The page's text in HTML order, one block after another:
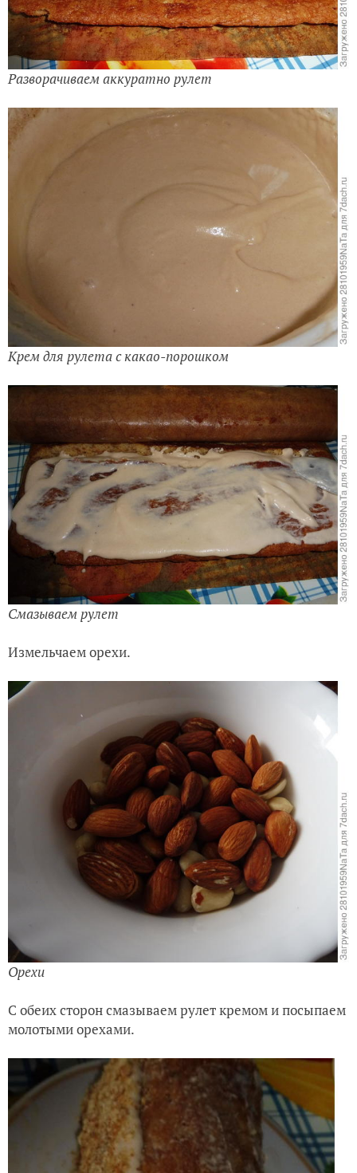
Разворачиваем аккуратно рулет
Крем для рулета с какао-порошком
Смазываем рулет
Измельчаем орехи.
Орехи
С обеих сторон смазываем рулет кремом и посыпаем
молотыми орехами.